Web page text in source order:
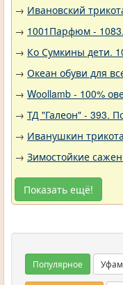
→ Ивановский
→ 1001Парфюм -
→ Ко Сумкины дети.
→ Океан обуви для
→ Woollamb - 100%
→ ТД "Галеон" - 393.
→ Иванушкин
→ Зимостойкие
Показать ещё!
Популярное